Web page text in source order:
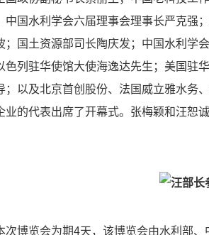
中国水利学会六届理事会理事长严克强
；国土资源部司长陶庆发；中国水利学
色列驻华使馆大使海逸达先生；美国驻
；以及北京首创股份、法国威立雅水务
业的代表出席了开幕式。张梅颖和汪恕
汪部长
览会为期4天，该博览会由水利部、